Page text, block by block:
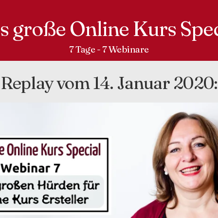
große Online Kurs
7 Tage - 7 Webinare
Replay vom 14. Januar 2020: